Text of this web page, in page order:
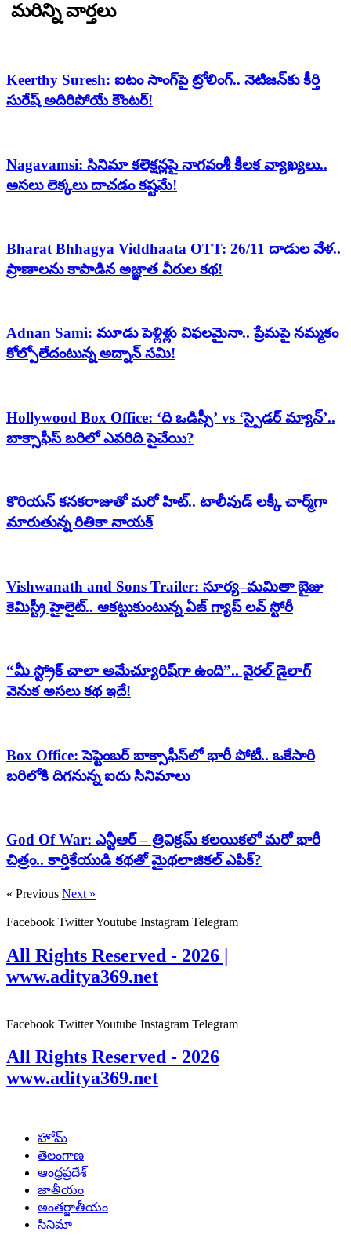
మరిన్ని వార్తలు
Keerthy Suresh: ఐటం సాంగ్‌పై ట్రోలింగ్.. నెటిజన్‌కు కీర్తి
సురేష్ అదిరిపోయే కౌంటర్!
Nagavamsi: సినిమా కలెక్షన్లపై నాగవంశీ కీలక వ్యాఖ్యలు..
అసలు లెక్కలు దాచడం కష్టమే!
Bharat Bhhagya Viddhaata OTT: 26/11 దాడుల వేళ..
ప్రాణాలను కాపాడిన అజ్ఞాత వీరుల కథ!
Adnan Sami: మూడు పెళ్లిళ్లు విఫలమైనా.. ప్రేమపై నమ్మకం
కోల్పోలేదంటున్న అద్నాన్ సమి!
Hollywood Box Office: ‘ది ఒడిస్సీ’ vs ‘స్పైడర్ మ్యాన్’..
బాక్సాఫీస్ బరిలో ఎవరిది పైచేయి?
కొరియన్ కనకరాజుతో మరో హిట్.. టాలీవుడ్ లక్కీ చార్మ్‌గా
మారుతున్న రితికా నాయక్
Vishwanath and Sons Trailer: సూర్య–మమితా బైజు
కెమిస్ట్రీ హైలైట్.. ఆకట్టుకుంటున్న ఏజ్ గ్యాప్ లవ్ స్టోరీ
“మీ స్ట్రోక్ చాలా అమేచ్యూరిష్‌గా ఉంది”.. వైరల్ డైలాగ్
వెనుక అసలు కథ ఇదే!
Box Office: సెప్టెంబర్ బాక్సాఫీస్‌లో భారీ పోటీ.. ఒకేసారి
బరిలోకి దిగనున్న ఐదు సినిమాలు
God Of War: ఎన్టీఆర్ – త్రివిక్రమ్ కలయికలో మరో భారీ
చిత్రం.. కార్తికేయుడి కథతో మైథలాజికల్ ఎపిక్?
« Previous Next »
Facebook TwitterYoutube Instagram Telegram
All Rights Reserved - 2026 |
www.aditya369.net
Facebook TwitterYoutube Instagram Telegram
All Rights Reserved - 2026
www.aditya369.net
హోమ్
తెలంగాణ
ఆంధ్రప్రదేశ్
జాతీయం
అంతర్జాతీయం
సినిమా